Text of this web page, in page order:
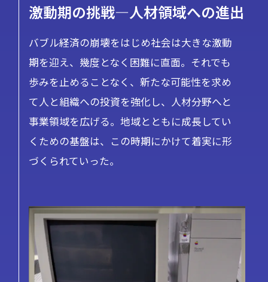
激動期の挑戦—人材領域への進出
バブル経済の崩壊をはじめ社会は大きな激動
期を迎え、幾度となく困難に直面。それでも
歩みを止めることなく、新たな可能性を求め
て人と組織への投資を強化し、人材分野へと
事業領域を広げる。地域とともに成長してい
くための基盤は、この時期にかけて着実に形
づくられていった。